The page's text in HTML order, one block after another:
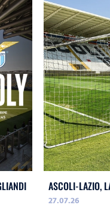
ASCOLI-LAZIO,
27.07.26